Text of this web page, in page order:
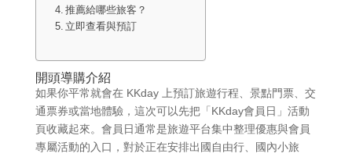
推薦給哪些旅客？
立即查看與預訂
開頭導購介紹
如果你平常就會在 KKday 上預訂旅遊行程、景點門票、交
通票券或當地體驗，這次可以先把「KKday會員日」活動
頁收藏起來。會員日通常是旅遊平台集中整理優惠與會員
專屬活動的入口，對於正在安排出國自由行、國內小旅